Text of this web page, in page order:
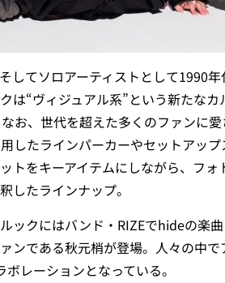
してソロアーティストとして1990
は“ヴィジュアル系”という新たな
お、世代を超えた多くのファンに
したラインパーカーやセットアッ
トをキーアイテムにしながら、フ
したラインナップ。
ックにはバンド・RIZEでhideの楽
ンである秋元梢が登場。人々の中
レーションとなっている。